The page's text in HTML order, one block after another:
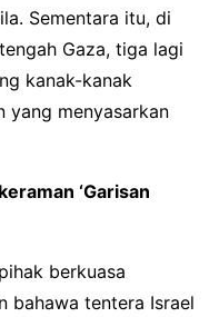
Sementara itu, di
Gaza, tiga lagi
kanak-kanak
yang menyasarkan
‘Garisan
berkuasa
bahawa tentera Israel